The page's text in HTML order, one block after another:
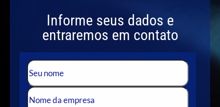
Informe seus dados e
entraremos em contato